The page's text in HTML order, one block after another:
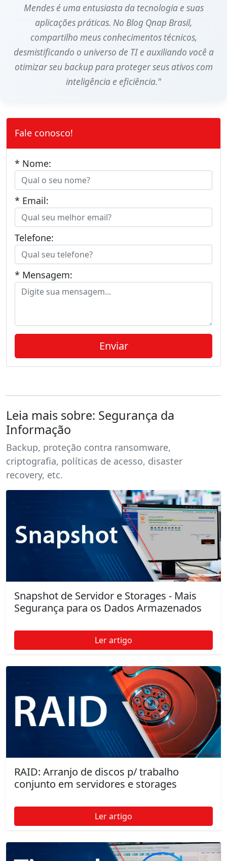
Mendes é uma entusiasta da tecnologia e suas
aplicações práticas. No Blog Qnap Brasil,
compartilho meus conhecimentos técnicos,
desmistificando o universo de TI e auxiliando você a
otimizar seu backup para proteger seus ativos com
inteligência e eficiência."
Fale conosco!
* Nome:
* Email:
Telefone:
* Mensagem:
Leia mais sobre: Segurança da
Informação
Backup, proteção contra ransomware,
criptografia, políticas de acesso, disaster
recovery, etc.
Snapshot de Servidor e Storages - Mais
Segurança para os Dados Armazenados
Ler artigo
RAID: Arranjo de discos p/ trabalho
conjunto em servidores e storages
Ler artigo